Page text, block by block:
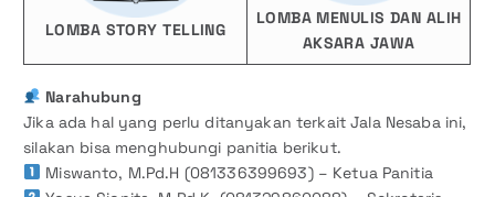
LOMBA STORY TELLING
LOMBA MENULIS DAN ALIH
AKSARA JAWA
Narahubung
Jika ada hal yang perlu ditanyakan terkait Jala Nesaba ini,
silakan bisa menghubungi panitia berikut.
Miswanto, M.Pd.H (081336399693) – Ketua Panitia